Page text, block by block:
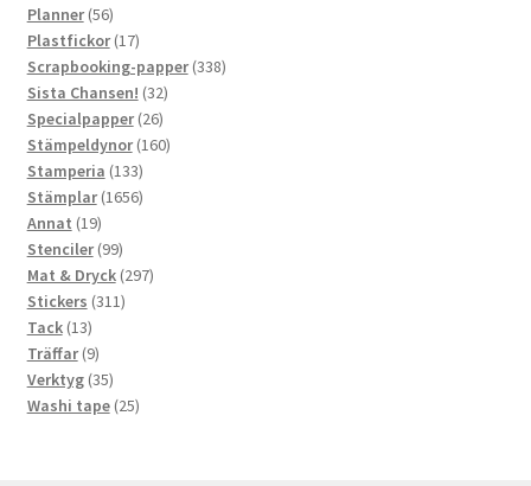
produkter
Planner 5656
produkter
Plastfickor 1717
produkter
Scrapbooking-papper 338338
Sista Chansen! 3232
produkter
Specialpapper 2626
produkter
Stämpeldynor 160160
Stamperia 133133
produkter
Stämplar 16561656
Annat 1919
produkter
Stenciler 9999
produkter
Mat & Dryck 297297
Stickers 311311
Tack 1313
produkter
Träffar 99
produkter
Verktyg 3535
produkter
Washi tape 2525